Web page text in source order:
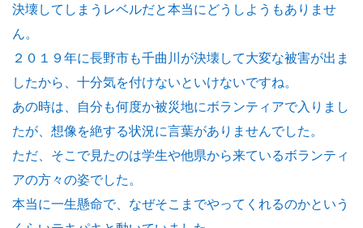
決壊してしまうレベルだと本当にどうしようもありませ
ん。
２０１９年に長野市も千曲川が決壊して大変な被害が出ま
したから、十分気を付けないといけないですね。
あの時は、自分も何度か被災地にボランティアで入りまし
たが、想像を絶する状況に言葉がありませんでした。
ただ、そこで見たのは学生や他県から来ているボランティ
アの方々の姿でした。
本当に一生懸命で、なぜそこまでやってくれるのかという